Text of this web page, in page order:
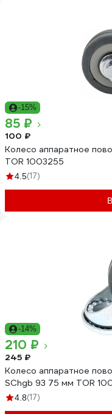
-15%
85 ₽
100 ₽
Колесо аппаратное
TOR 1003255
4.5(17)
-14%
210 ₽
245 ₽
Колесо аппаратное
SChgb 93 75 мм TOR
4.8(17)